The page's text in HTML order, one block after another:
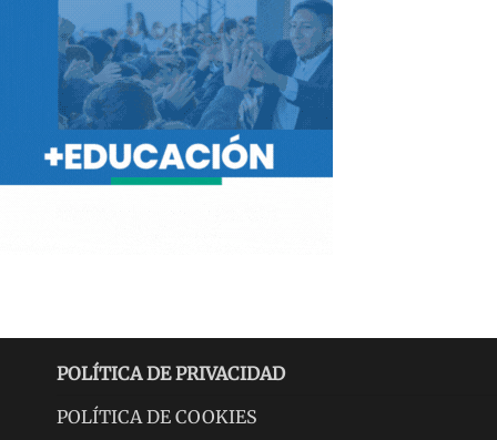
POLÍTICA DE PRIVACIDAD
POLÍTICA DE COOKIES